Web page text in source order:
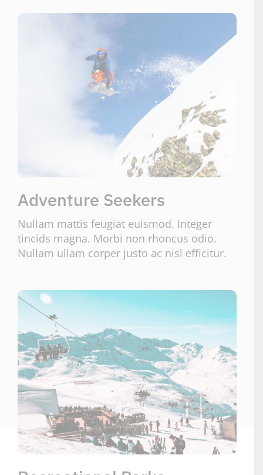
Adventure Seekers
Nullam mattis feugiat euismod. Integer
tincids magna. Morbi non rhoncus odio.
Nullam ullam corper justo ac nisl efficitur.